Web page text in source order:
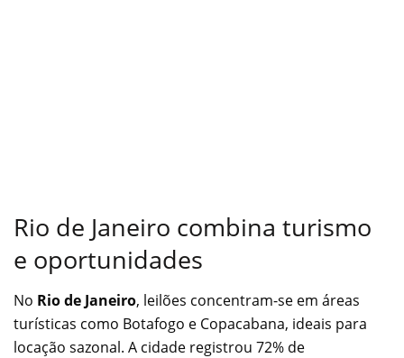
Rio de Janeiro combina turismo
e oportunidades
No Rio de Janeiro, leilões concentram-se em áreas
turísticas como Botafogo e Copacabana, ideais para
locação sazonal. A cidade registrou 72% de